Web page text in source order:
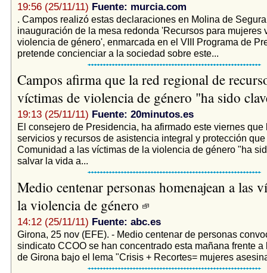
19:56 (25/11/11) Fuente: murcia.com
. Campos realizó estas declaraciones en Molina de
inauguración de la mesa redonda 'Recursos para mujeres
violencia de género', enmarcada en el VIII Programa de
pretende concienciar a la sociedad sobre este...
Campos afirma que la red regional de
víctimas de violencia de género "ha sido
19:13 (25/11/11) Fuente: 20minutos.es
El consejero de Presidencia, ha afirmado este viernes que
servicios y recursos de asistencia integral y protección
Comunidad a las víctimas de la violencia de género "ha
salvar la vida a...
Medio centenar personas homenajean a las
la violencia de género
14:12 (25/11/11) Fuente: abc.es
Girona, 25 nov (EFE). - Medio centenar de personas
sindicato CCOO se han concentrado esta mañana frente a
de Girona bajo el lema "Crisis + Recortes= mujeres